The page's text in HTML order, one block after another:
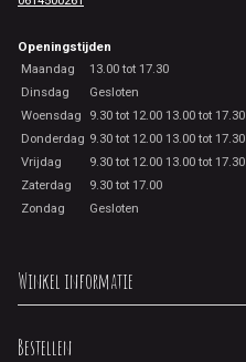
Openingstijden
Maandag
13.00 tot 17.30
Dinsdag
Gesloten
Woensdag
9.30 tot 12.00 13.00 tot 17.30
Donderdag 9.30 tot 12.00 13.00 tot 17.30
Vrijdag
9.30 tot 12.00 13.00 tot 17.30
Zaterdag
9.30 tot 17.00
Zondag
Gesloten
Winkel informatie
Bestellen